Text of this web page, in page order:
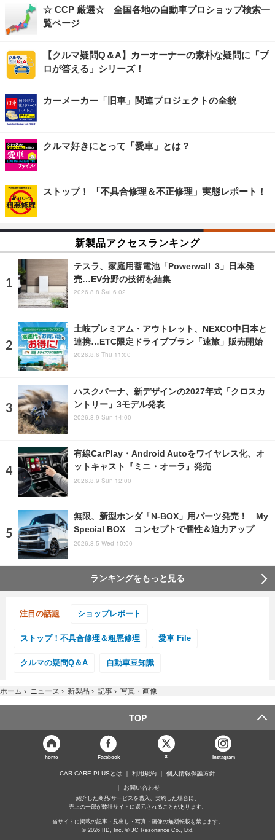
☆ CCP 厳選☆ 全国各地の自動車プロショップ検索一
覧ページ
【クルマ疑問Q＆A】カーオーナーの素朴な疑問に「プ
ロが答える」シリーズ！
カーメーカー「旧車」関連プロジェクトの全貌
クルマ好きにとって「愛車」とは？
ストップ！ 「不具合修理＆不正修理」実態レポート！
新製品アクセスランキング
テスラ、家庭用蓄電池「Powerwall 3」日本発
売…EV分野の技術を結集
2026.8.8 Sat 6:02
土岐プレミアム・アウトレット、NEXCO中日本と
連携…ETC限定ドライブプラン「速旅」販売開始
2026.8.6 Thu 11:00
ハスクバーナ、新デザインの2027年式「クロスカ
ントリー」3モデル発表
2026.8.9 Sun 14:00
有線CarPlay・Android Autoをワイヤレス化、オ
ットキャスト『ミニ・オーラ』発売
2026.8.9 Sun 12:00
無限、新型ホンダ「N-BOX」用パーツ発売！ My
Special BOX コンセプトで個性＆迫力アップ
2026.8.5 Wed 10:00
ランキングをもっと見る
注目の話題 ショップレポート
ストップ！不具合修理＆粗悪修理 愛車 File
クルマの疑問Q＆A 自動車豆知識
ホーム › ニュース › 新製品 › 記事 › 写真・画像
TOP
home Facebook X Instagram
CAR CARE PLUSとは 利用規約 個人情報保護方針
お問い合わせ
紹介した商品/サービスを購入、契約した場合に、
売上の一部が弊社サイトに還元されることがあります。
当サイトに掲載の記事・見出し・写真・画像の無断転載を禁じます。
© 2026 IID, Inc. © JC Resonance Co., Ltd.